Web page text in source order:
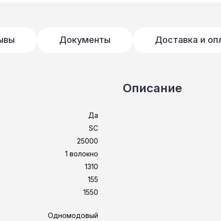
Документы Доставка и
Да
SC
25000
1 волокно
1310
155
1550
Одномодовый
Описание